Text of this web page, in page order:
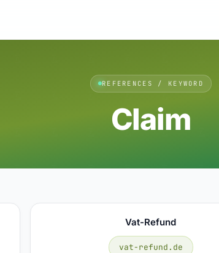
REFERENCES / KEYWORD
Claim
Vat-Refund
vat-refund.de